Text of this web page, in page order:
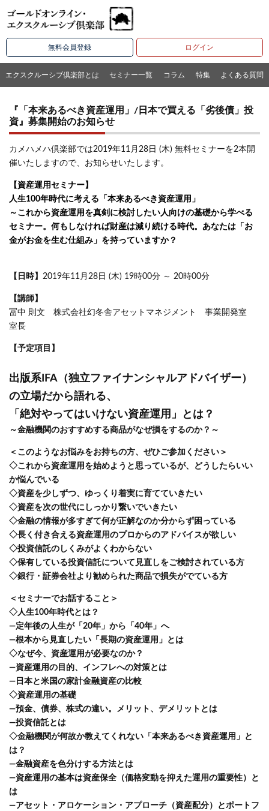
無料会員登録 ログイン
エクスクルーシブ倶楽部とは セミナー一覧 コラム 特集 よくある質問
『「本来あるべき資産運用」/日本で買える「劣後債」投
資』募集開始のお知らせ
カメハメハ倶楽部では2019年11月28日 (木) 無料セミナーを2本開
催いたしますので、お知らせいたします。
【資産運用セミナー】
人生100年時代に考える「本来あるべき資産運用」
～これから資産運用を真剣に検討したい人向けの基礎から学べる
セミナー。何もしなければ財産は減り続ける時代。あなたは「お
金がお金を生む仕組み」を持っていますか？
【日時】 2019年11月28日 (木) 19時00分 ～ 20時00分
【講師】
冨中 則文 株式会社幻冬舎アセットマネジメント 事業開発室
室長
【予定項目】
出版系IFA（独立ファイナンシャルアドバイザー）
の立場だから語れる、
「絶対やってはいけない資産運用」とは？
～金融機関のおすすめする商品がなぜ損をするのか？～
＜このようなお悩みをお持ちの方、ぜひご参加ください＞
◇これから資産運用を始めようと思っているが、どうしたらいい
か悩んでいる
◇資産を少しずつ、ゆっくり着実に育てていきたい
◇資産を次の世代にしっかり繋いでいきたい
◇金融の情報が多すぎて何が正解なのか分からず困っている
◇長く付き合える資産運用のプロからのアドバイスが欲しい
◇投資信託のしくみがよくわからない
◇保有している投資信託について見直しをご検討されている方
◇銀行・証券会社より勧められた商品で損失がでている方
＜セミナーでお話すること＞
◇人生100年時代とは？
―定年後の人生が「20年」から「40年」へ
―根本から見直したい「長期の資産運用」とは
◇なぜ今、資産運用が必要なのか？
―資産運用の目的、インフレへの対策とは
―日本と米国の家計金融資産の比較
◇資産運用の基礎
―預金、債券、株式の違い。メリット、デメリットとは
―投資信託とは
◇金融機関が何故か教えてくれない「本来あるべき資産運用」と
は？
―金融資産を色分けする方法とは
―資産運用の基本は資産保全（価格変動を抑えた運用の重要性）と
は
―アセット・アロケーション・アプローチ（資産配分）とポートフ